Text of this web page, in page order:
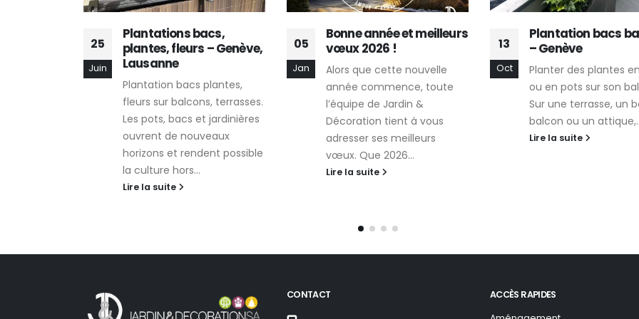
25
Juin
Plantations bacs,
plantes, fleurs – Genève,
Lausanne
Plantation bacs plantes,
fleurs sur balcons, terrasses.
Les pots, bacs et jardinières
ouvrent de nouveaux
horizons et rendent possible
la culture hors...
Lire la suite
05
Jan
Bonne année et meilleurs
vœux 2026 !
Alors que cette nouvelle
année commence, toute
l’équipe de Jardin &
Décoration tient à vous
adresser ses meilleurs
vœux. Que 2026...
Lire la suite
13
Oct
Plantation bacs
– Genève
Planter des plantes
ou en pots sur son
Sur une terrasse, un
balcon ou un
Lire la suite
CONTACT
ACCÈS RAPIDES